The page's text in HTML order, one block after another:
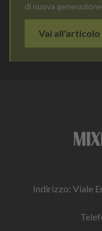
di nuova
Vai all'articolo
Indirizzo: Viale